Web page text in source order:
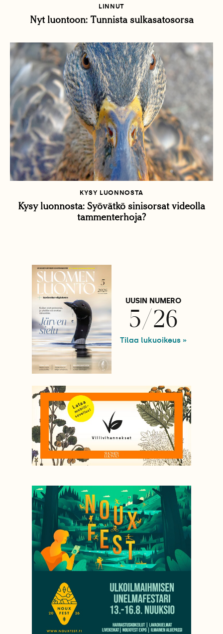
LINNUT
Nyt luontoon: Tunnista sulkasatosorsa
KYSY LUONNOSTA
Kysy luonnosta: Syövätkö sinisorsat videolla
tammenterhoja?
UUSIN NUMERO
5/26
Tilaa lukuoikeus »